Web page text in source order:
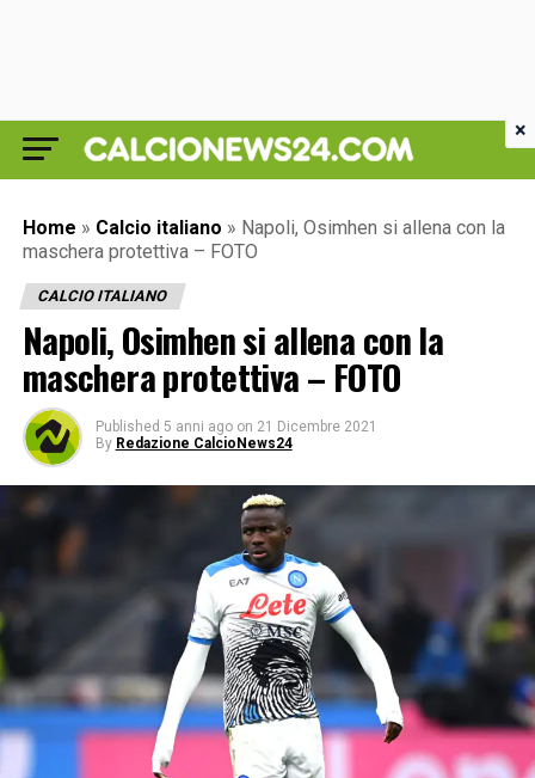
Home » Calcio italiano » Napoli, Osimhen si allena con la
maschera protettiva – FOTO
CALCIO ITALIANO
Napoli, Osimhen si allena con la
maschera protettiva – FOTO
Published 5 anni ago on 21 Dicembre 2021
By Redazione CalcioNews24
×